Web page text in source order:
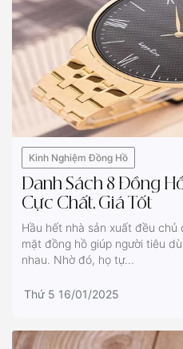
Kinh Nghiệm Đồng Hồ
Danh Sách 8 Đồng
Cực Chất, Giá Tốt
Hầu hết nhà sản xuất đều
mặt đồng hồ giúp người tiêu
nhau. Nhờ đó, họ tự...
Thứ 5 16/01/2025